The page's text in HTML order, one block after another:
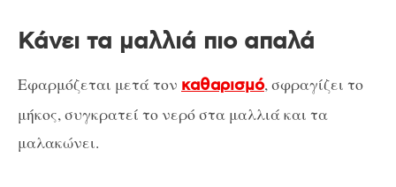
Κάνει τα μαλλιά πιο απαλά
Εφαρμόζεται μετά τον καθαρισμό, σφραγίζει το
μήκος, συγκρατεί το νερό στα μαλλιά και τα
μαλακώνει.